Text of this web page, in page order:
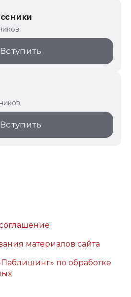
Вступить
Вступить
материалов сайта
по обработке